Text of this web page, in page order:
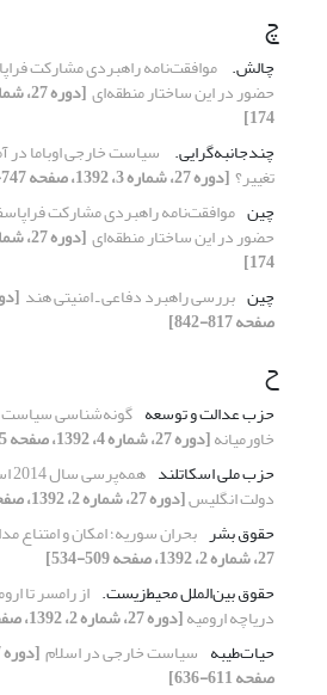
چ
چالش. ‏ موافقت‌نامه راهبردی مشارکت
حضور در این ساختار منطقه‌ای ‏
174]
چندجانبه‌گرایی. ‏ سیاست خارجی اوباما در
تغییر؟ ‏[دوره 27، شماره 3، 1392، صفحه 747-768]
چین موافقت‌نامه راهبردی مشارکت
حضور در این ساختار منطقه‌ای ‏
174]
چین بررسی راهبرد دفاعی ـ ‌امنیتی هند ‏
صفحه 817-842]
ح
حزب عدالت و توسعه گونه‌شناسی سیاست
خاورمیانه[دوره 27، شماره 4، 1392، صفحه 965-987]
حزب ملی‌ اسکاتلند
‏دولت انگلیس[دوره 27، شماره 2، 1392، صفحه 473-508]
حقوق بشر بحران سوریه؛ امکان و امتناع
27، شماره 2، 1392، صفحه 509-534]
حقوق بین‌الملل محیط‌زیست.‏ از رامسر تا
دریاچه ارومیه[دوره 27، شماره 2، 1392، صفحه 389-410]
حیات‌طیبه سیاست خارجی در اسلام ‏
صفحه 611-636]